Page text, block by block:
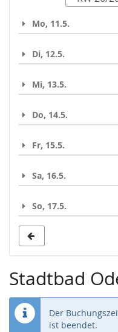
Mo, 11.5.
Di, 12.5.
Mi, 13.5.
Do, 14.5.
Fr, 15.5.
Sa, 16.5.
So, 17.5.
Stadtbad
Der
ist beendet.